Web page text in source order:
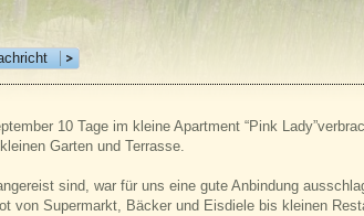
10 Tage im kleine Apartment “Pink
Garten und Terrasse.
sind, war für uns eine gute Anbindung
von Supermarkt, Bäcker und Eisdiele bis kleinen